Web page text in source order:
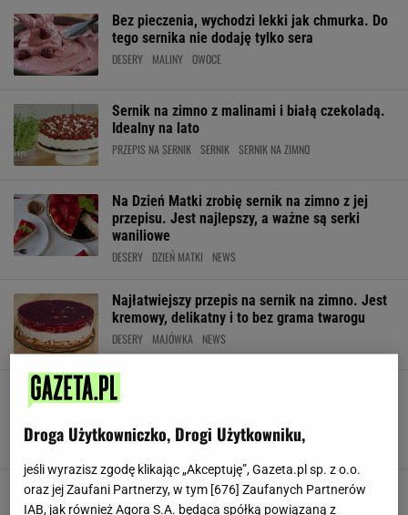
Bez pieczenia, wychodzi lekki jak chmurka. Do
tego sernika nie dodaję tylko sera
DESERY MALINY OWOCE
Sernik na zimno z malinami i białą czekoladą.
Idealny na lato
PRZEPIS NA SERNIK SERNIK SERNIK NA ZIMNO
Na Dzień Matki zrobię sernik na zimno z jej
przepisu. Jest najlepszy, a ważne są serki
waniliowe
DESERY DZIEŃ MATKI NEWS
Najłatwiejszy przepis na sernik na zimno. Jest
kremowy, delikatny i to bez grama twarogu
DESERY MAJÓWKA NEWS
wakacje robię go przynajmniej 2 razy w
tygodniu
CIASTO DESERY PRZEPIS NA SERNIK
Smakuje i wygląda jak z drogiej cukierni.
Sernik z jagodami robię latem na okrągło
Droga Użytkowniczko, Drogi Użytkowniku,
jeśli wyrazisz zgodę klikając „Akceptuję”, Gazeta.pl sp. z o.o.
oraz jej Zaufani Partnerzy, w tym [676] Zaufanych Partnerów
IAB, jak również Agora S.A. będąca spółką powiązaną z